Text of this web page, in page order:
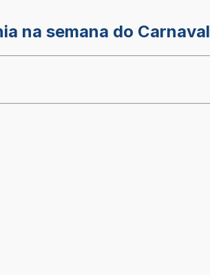
na semana do Carnaval